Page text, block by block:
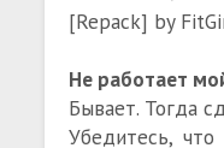
[Repack] by
Не работает
Бывает. Тогда
Убедитесь,